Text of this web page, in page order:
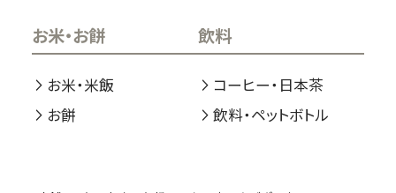
お米・お餅
お米・米飯
お餅
飲料
コーヒー・日本茶
飲料・ペットボトル